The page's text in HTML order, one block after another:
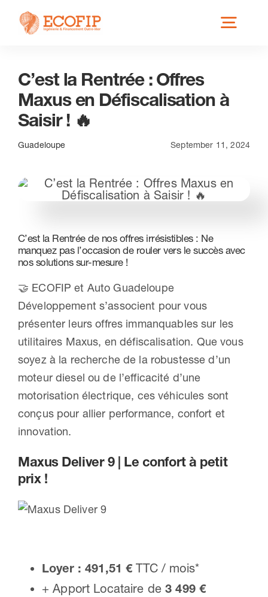
Skip
Qui est ECOFIP ?
Actus
Nous contacter
C’est la Rentrée : Offres
Maxus en Défiscalisation à
Saisir ! 🔥
Guadeloupe September 11, 2024
C’est la Rentrée de nos offres irrésistibles : Ne
manquez pas l’occasion de rouler vers le succès avec
nos solutions sur-mesure !
🤝 ECOFIP et Auto Guadeloupe
Développement s’associent pour vous
présenter leurs offres immanquables sur les
utilitaires Maxus, en défiscalisation. Que vous
soyez à la recherche de la robustesse d’un
moteur diesel ou de l’efficacité d’une
motorisation électrique, ces véhicules sont
conçus pour allier performance, confort et
innovation.
Maxus Deliver 9 | Le confort à petit
prix !
Loyer : 491,51 €TTC / mois*
+ Apport Locataire de3 499 €